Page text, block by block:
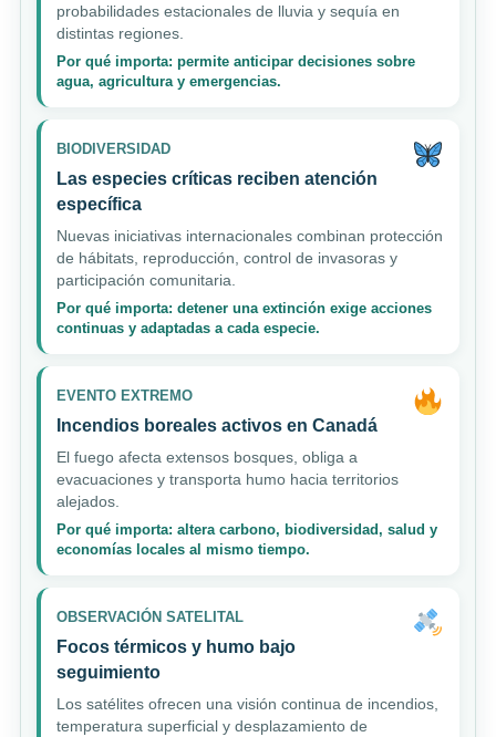
probabilidades estacionales de lluvia y sequía en
distintas regiones.
Por qué importa: permite anticipar decisiones sobre
agua, agricultura y emergencias.
BIODIVERSIDAD
Las especies críticas reciben atención
específica
Nuevas iniciativas internacionales combinan protección
de hábitats, reproducción, control de invasoras y
participación comunitaria.
Por qué importa: detener una extinción exige acciones
continuas y adaptadas a cada especie.
EVENTO EXTREMO
Incendios boreales activos en Canadá
El fuego afecta extensos bosques, obliga a
evacuaciones y transporta humo hacia territorios
alejados.
Por qué importa: altera carbono, biodiversidad, salud y
economías locales al mismo tiempo.
OBSERVACIÓN SATELITAL
Focos térmicos y humo bajo
seguimiento
Los satélites ofrecen una visión continua de incendios,
temperatura superficial y desplazamiento de